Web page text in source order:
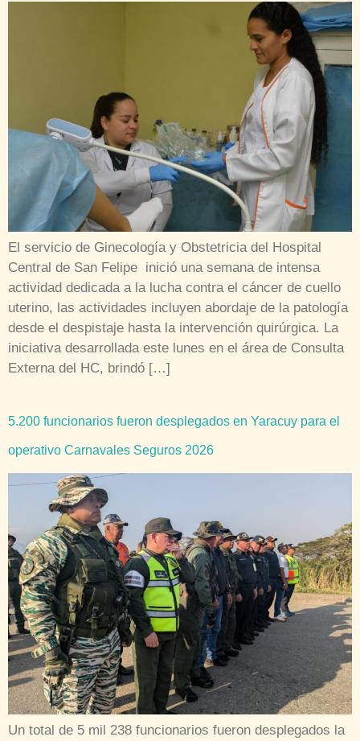
El servicio de Ginecología y Obstetricia del Hospital
Central de San Felipe inició una semana de intensa
actividad dedicada a la lucha contra el cáncer de cuello
uterino, las actividades incluyen abordaje de la patología
desde el despistaje hasta la intervención quirúrgica. La
iniciativa desarrollada este lunes en el área de Consulta
Externa del HC, brindó […]
5.200 funcionarios fueron desplegados en Yaracuy para el
operativo Carnavales Seguros 2026
Un total de 5 mil 238 funcionarios fueron desplegados la